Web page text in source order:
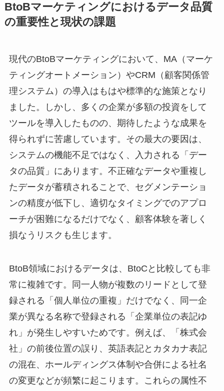
BtoBマーケティングにおけるデータ品質
の重要性と現状の課題
現代のBtoBマーケティングにおいて、MA（マーケ
ティングオートメーション）やCRM（顧客関係管
理システム）の導入はもはや標準的な施策となり
ました。しかし、多くの企業が多額の投資をして
ツールを導入したものの、期待したような成果を
得られずに苦慮しています。その最大の要因は、
システムの機能不足ではなく、入力される「デー
タの品質」にあります。不正確なデータや重複し
たデータが蓄積されることで、セグメンテーショ
ンの精度が低下し、適切なタイミングでのアプロ
ーチが困難になるだけでなく、顧客体験を著しく
損なうリスクも生じます。
BtoB領域におけるデータは、BtoCと比較しても非
常に複雑です。同一人物が複数のリードとして登
録される「個人単位の重複」だけでなく、同一企
業が異なる名称で登録される「企業単位の表記ゆ
れ」が発生しやすいためです。例えば、「株式会
社」の前後位置の誤り、英語表記とカタカナ表記
の混在、ホールディングス体制や合併による社名
の変更などが頻繁に起こります。これらの属性不